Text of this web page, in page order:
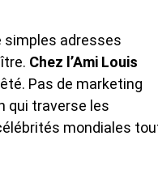
simples adresses
Chez l’Ami Louis
Pas de marketing
qui traverse les
mondiales